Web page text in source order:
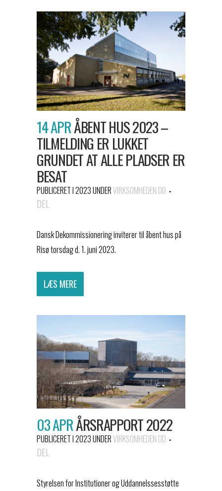
14 APRÅBENT HUS 2023 –
TILMELDING ER LUKKET
GRUNDET AT ALLE PLADSER ER
BESAT
PUBLICERET I 2023UNDERVIRKSOMHEDEN DD
DEL
Dansk Dekommissionering inviterer til åbent hus på
Risø torsdag d. 1. juni 2023.
LÆS MERE
03 APRÅRSRAPPORT 2022
PUBLICERET I 2023UNDERVIRKSOMHEDEN DD
DEL
Styrelsen for Institutioner og Uddannelssesstøtte